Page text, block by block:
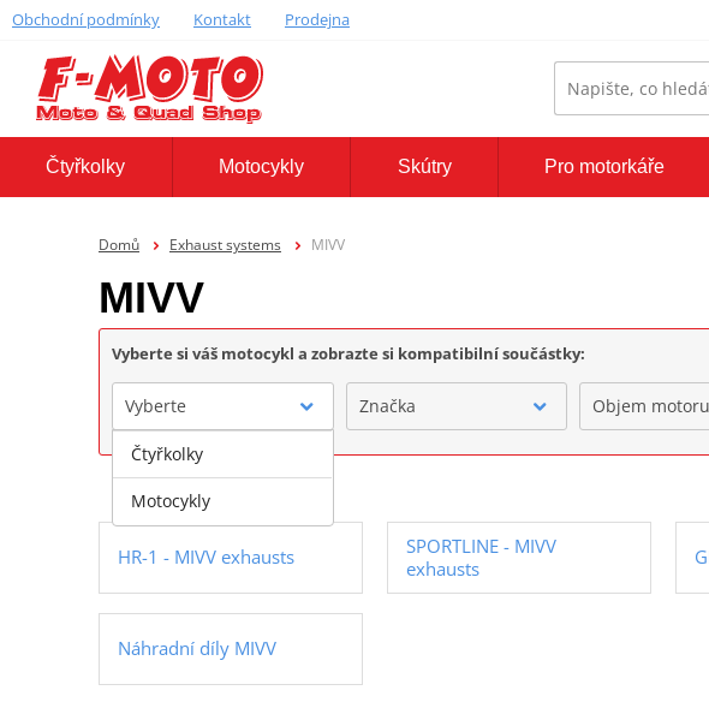
Obchodní podmínky Kontakt Prodejna
Čtyřkolky Motocykly Skútry Pro motorkáře
Domů Exhaust systems MIVV
MIVV
Vyberte si váš motocykl a zobrazte si kompatibilní součástky:
Vyberte Značka Objem motoru
HR-1 - MIVV exhausts
SPORTLINE - MIVV
exhausts
Náhradní díly MIVV
Čtyřkolky
Motocykly